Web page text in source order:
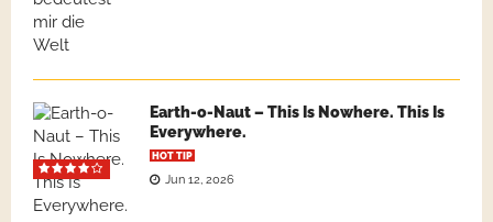
Earth-o-Naut – This Is Nowhere. This Is
Everywhere.
HOT TIP
Jun 12, 2026